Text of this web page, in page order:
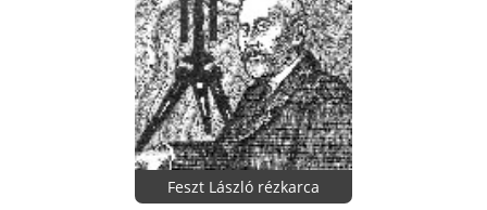
Feszt László rézkarca